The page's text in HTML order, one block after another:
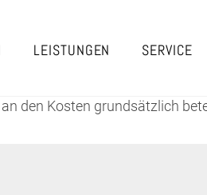
LEISTUNGEN SERVICE
den Kosten grundsätzlich